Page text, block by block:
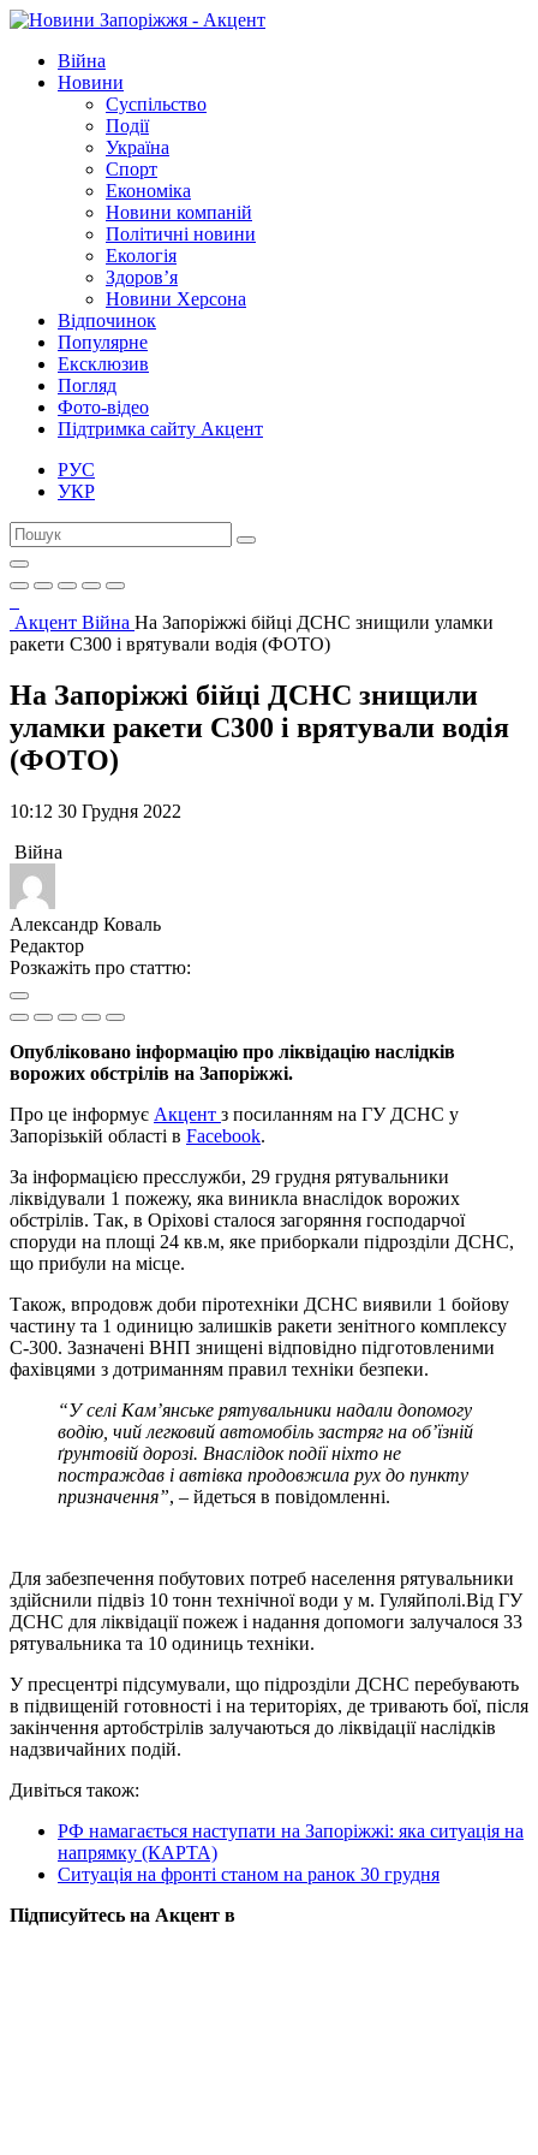
Війна
Новини
Суспільство
Події
Україна
Спорт
Економіка
Новини компаній
Політичні новини
Екологія
Здоров’я
Новини Херсона
Відпочинок
Популярне
Ексклюзив
Погляд
Фото-відео
Підтримка сайту Акцент
РУС
УКР
Акцент Війна На Запоріжжі бійці ДСНС знищили уламки
ракети С300 і врятували водія (ФОТО)
На Запоріжжі бійці ДСНС знищили
уламки ракети С300 і врятували водія
(ФОТО)
10:12 30 Грудня 2022
Війна
Александр Коваль
Редактор
Розкажіть про статтю:
Опубліковано інформацію про ліквідацію наслідків
ворожих обстрілів на Запоріжжі.
Про це інформує Акцент з посиланням на ГУ ДСНС у
Запорізькій області в Facebook.
За інформацією пресслужби, 29 грудня рятувальники
ліквідували 1 пожежу, яка виникла внаслідок ворожих
обстрілів. Так, в Оріхові сталося загоряння господарчої
споруди на площі 24 кв.м, яке приборкали підрозділи ДСНС,
що прибули на місце.
Також, впродовж доби піротехніки ДСНС виявили 1 бойову
частину та 1 одиницю залишків ракети зенітного комплексу
С-300. Зазначені ВНП знищені відповідно підготовленими
фахівцями з дотриманням правил техніки безпеки.
“У селі Кам’янське рятувальники надали допомогу
водію, чий легковий автомобіль застряг на об’їзній
ґрунтовій дорозі. Внаслідок події ніхто не
постраждав і автівка продовжила рух до пункту
призначення”, – йдеться в повідомленні.
Для забезпечення побутових потреб населення рятувальники
здійснили підвіз 10 тонн технічної води у м. Гуляйполі.Від ГУ
ДСНС для ліквідації пожеж і надання допомоги залучалося 33
рятувальника та 10 одиниць техніки.
У пресцентрі підсумували, що підрозділи ДСНС перебувають
в підвищеній готовності і на територіях, де тривають бої, після
закінчення артобстрілів залучаються до ліквідації наслідків
надзвичайних подій.
Дивіться також:
РФ намагається наступати на Запоріжжі: яка ситуація на
напрямку (КАРТА)
Ситуація на фронті станом на ранок 30 грудня
Підписуйтесь на Акцент в